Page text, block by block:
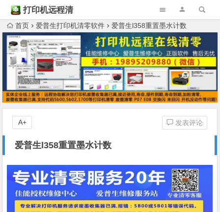
打印机远程清
零首页 爱普生打印机清零软件 爱普生l358重置墨水计数
爱普生l358重置墨水计数
发表评论
A+